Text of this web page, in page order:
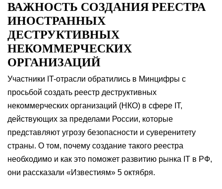
ВАЖНОСТЬ СОЗДАНИЯ РЕЕСТРА
ИНОСТРАННЫХ
ДЕСТРУКТИВНЫХ
НЕКОММЕРЧЕСКИХ
ОРГАНИЗАЦИЙ
Участники IT-отрасли обратились в Минцифры с
просьбой создать реестр деструктивных
некоммерческих организаций (НКО) в сфере IT,
действующих за пределами России, которые
представляют угрозу безопасности и суверенитету
страны. О том, почему создание такого реестра
необходимо и как это поможет развитию рынка IT в РФ,
они рассказали «Известиям» 5 октября.